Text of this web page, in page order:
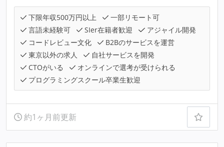
下限年収500万円以上
一部リモート可
言語未経験可
SIer在籍者歓迎
アジャイル開発
コードレビュー文化
B2Bのサービスを運営
東京以外の求人
自社サービスを開発
CTOがいる
オンラインで選考が受けられる
プログラミングスクール卒業生歓迎
約1ヶ月前更新